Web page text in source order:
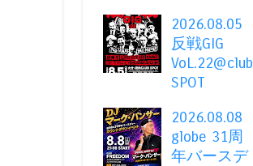
2026.08.05
反戦GIG
VoL.22@club
SPOT
2026.08.08
globe 31周
年バースデ